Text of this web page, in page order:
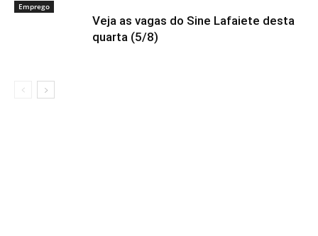
Emprego
Veja as vagas do Sine Lafaiete desta
quarta (5/8)